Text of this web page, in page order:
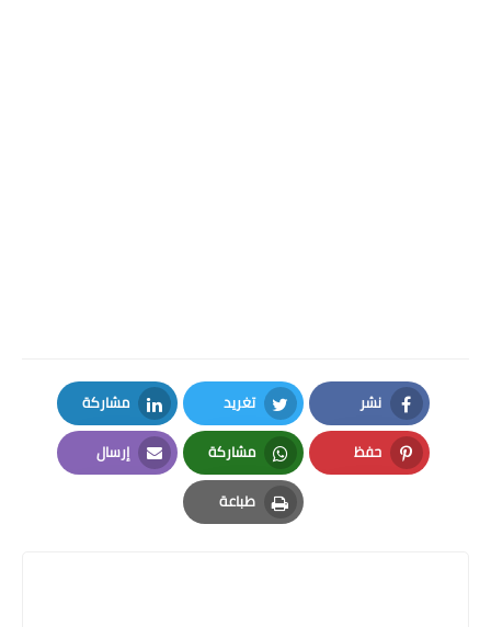
نشر
Facebook
تغريد
Twitter
مشاركة
LinkedIn
حفظ
Pinterest
مشاركة
Whatsapp
إرسال
Email
طباعة
Print